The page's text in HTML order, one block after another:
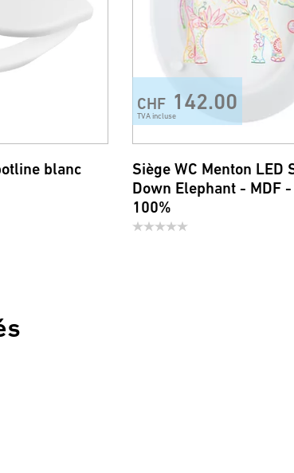
blanc
CHF 142.00
TVA incluse
Siège WC Menton LED
Down Elephant - MDF -
100%